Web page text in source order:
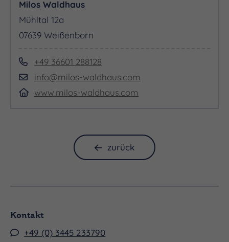
Milos Waldhaus
Mühltal 12a
07639 Weißenborn
+49 36601 288128
info@milos-waldhaus.com
www.milos-waldhaus.com
zurück
Kontakt
+49 (0) 3445 233790